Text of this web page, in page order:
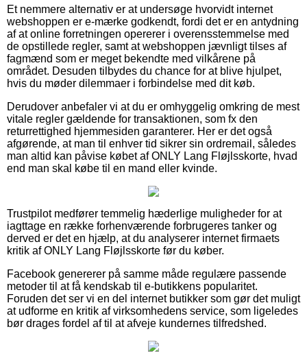
Et nemmere alternativ er at undersøge hvorvidt internet
webshoppen er e-mærke godkendt, fordi det er en antydning
af at online forretningen opererer i overensstemmelse med
de opstillede regler, samt at webshoppen jævnligt tilses af
fagmænd som er meget bekendte med vilkårene på
området. Desuden tilbydes du chance for at blive hjulpet,
hvis du møder dilemmaer i forbindelse med dit køb.
Derudover anbefaler vi at du er omhyggelig omkring de mest
vitale regler gældende for transaktionen, som fx den
returrettighed hjemmesiden garanterer. Her er det også
afgørende, at man til enhver tid sikrer sin ordremail, således
man altid kan påvise købet af ONLY Lang Fløjlsskorte, hvad
end man skal købe til en mand eller kvinde.
Trustpilot medfører temmelig hæderlige muligheder for at
iagttage en række forhenværende forbrugeres tanker og
derved er det en hjælp, at du analyserer internet firmaets
kritik af ONLY Lang Fløjlsskorte før du køber.
Facebook genererer på samme måde regulære passende
metoder til at få kendskab til e-butikkens popularitet.
Foruden det ser vi en del internet butikker som gør det muligt
at udforme en kritik af virksomhedens service, som ligeledes
bør drages fordel af til at afveje kundernes tilfredshed.